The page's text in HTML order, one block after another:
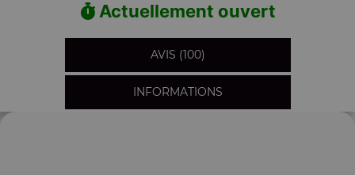
Actuellement ouvert
AVIS (100)
INFORMATIONS